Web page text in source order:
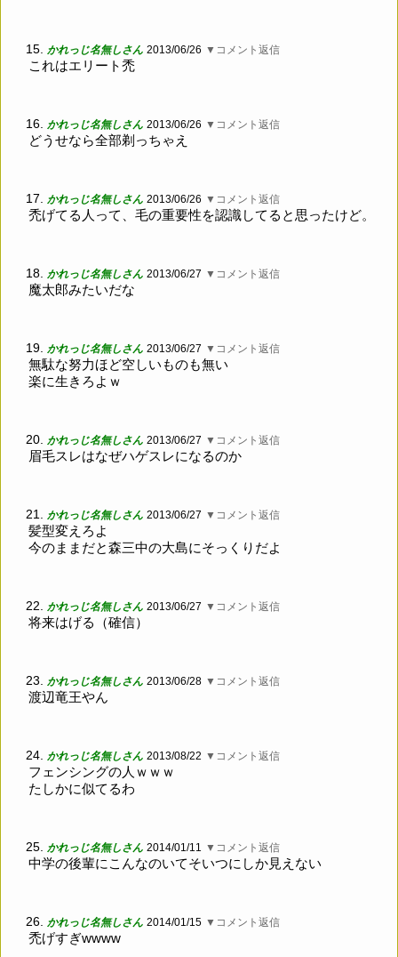
15. かれっじ名無しさん 2013/06/26 ▼コメント返信
これはエリート禿
16. かれっじ名無しさん 2013/06/26 ▼コメント返信
どうせなら全部剃っちゃえ
17. かれっじ名無しさん 2013/06/26 ▼コメント返信
禿げてる人って、毛の重要性を認識してると思ったけど。
18. かれっじ名無しさん 2013/06/27 ▼コメント返信
魔太郎みたいだな
19. かれっじ名無しさん 2013/06/27 ▼コメント返信
無駄な努力ほど空しいものも無い
楽に生きろよｗ
20. かれっじ名無しさん 2013/06/27 ▼コメント返信
眉毛スレはなぜハゲスレになるのか
21. かれっじ名無しさん 2013/06/27 ▼コメント返信
髪型変えろよ
今のままだと森三中の大島にそっくりだよ
22. かれっじ名無しさん 2013/06/27 ▼コメント返信
将来はげる（確信）
23. かれっじ名無しさん 2013/06/28 ▼コメント返信
渡辺竜王やん
24. かれっじ名無しさん 2013/08/22 ▼コメント返信
フェンシングの人ｗｗｗ
たしかに似てるわ
25. かれっじ名無しさん 2014/01/11 ▼コメント返信
中学の後輩にこんなのいてそいつにしか見えない
26. かれっじ名無しさん 2014/01/15 ▼コメント返信
禿げすぎwwww